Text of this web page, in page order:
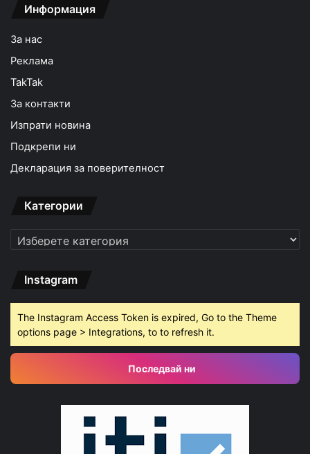
Информация
За нас
Реклама
TakTak
За контакти
Изпрати новина
Подкрепи ни
Декларация за поверителност
Категории
Категории
Instagram
The Instagram Access Token is expired, Go to the Theme
options page > Integrations, to to refresh it.
Последвай ни